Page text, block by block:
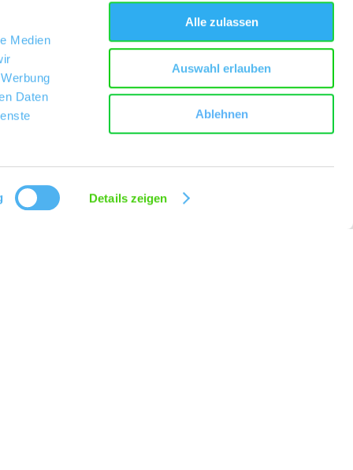
Medien
Daten
Details zeigen
Alle zulassen
Auswahl erlauben
Ablehnen